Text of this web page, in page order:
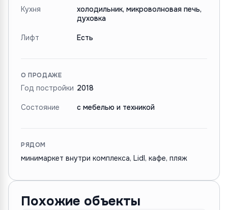
Кухня
холодильник, микроволновая печь,
духовка
Лифт Есть
О ПРОДАЖЕ
Год постройки 2018
Состояние с мебелью и техникой
РЯДОМ
минимаркет внутри комплекса, Lidl, кафе, пляж
Похожие объекты